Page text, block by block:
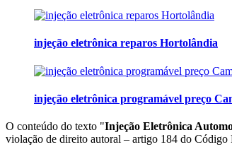
injeção eletrônica reparos Hortolândia
injeção eletrônica programável preço
O conteúdo do texto "Injeção Eletrônica
violação de direito autoral – artigo 184 do Código